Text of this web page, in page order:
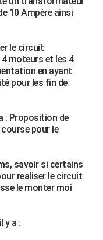
10 Ampère ainsi
le circuit
moteurs et les 4
en ayant
pour les fin de
: Proposition de
pour le
savoir si certains
realiser le circuit
le monter moi
y a :